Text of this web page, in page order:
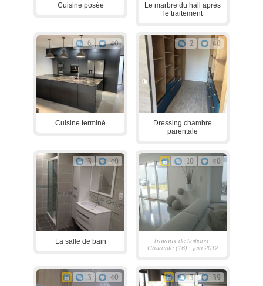
Cuisine posée
Le marbre du hall après
le traitement
6 40
Cuisine terminé
2 40
Dressing chambre
parentale
3 40
La salle de bain
10 40
Travaux de finitions -
Charente (16) - juin 2012
3 40 3 39